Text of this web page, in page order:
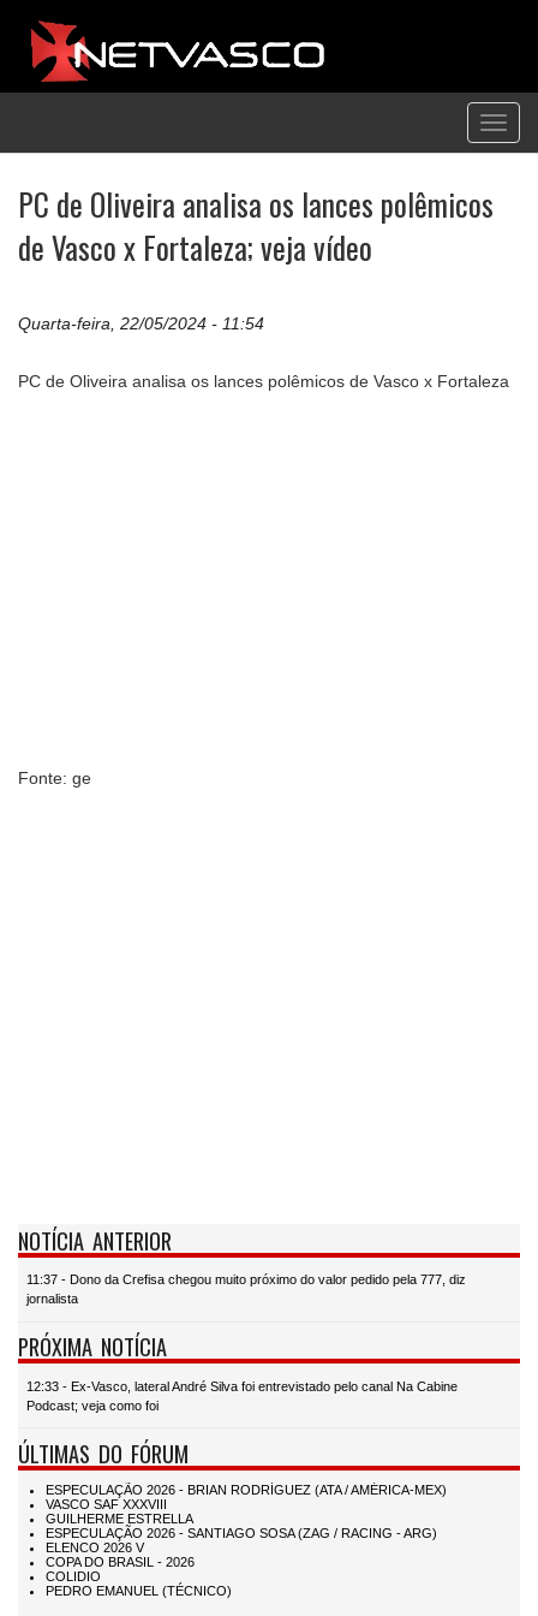
PC de Oliveira analisa os lances polêmicos
de Vasco x Fortaleza; veja vídeo
Quarta-feira, 22/05/2024 - 11:54
PC de Oliveira analisa os lances polêmicos de Vasco x Fortaleza
Fonte: ge
NOTÍCIA ANTERIOR
11:37 - Dono da Crefisa chegou muito próximo do valor pedido pela 777, diz
jornalista
PRÓXIMA NOTÍCIA
12:33 - Ex-Vasco, lateral André Silva foi entrevistado pelo canal Na Cabine
Podcast; veja como foi
ÚLTIMAS DO FÓRUM